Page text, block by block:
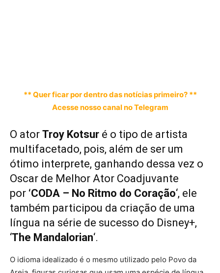
** Quer ficar por dentro das notícias primeiro? **
Acesse nosso canal no Telegram
O ator Troy Kotsur é o tipo de artista
multifacetado, pois, além de ser um
ótimo interprete, ganhando dessa vez o
Oscar de Melhor Ator Coadjuvante
por ‘CODA – No Ritmo do Coração‘, ele
também participou da criação de uma
língua na série de sucesso do Disney+,
‘The Mandalorian‘.
O idioma idealizado é o mesmo utilizado pelo Povo da